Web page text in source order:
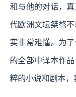
和与他的对话，
代欧洲文坛桀骜
实非常难懂。为
的全部中译本作
粹的小说和剧本，